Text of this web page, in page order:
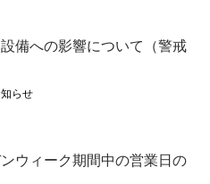
備への影響について（警戒
らせ
ィーク期間中の営業日の